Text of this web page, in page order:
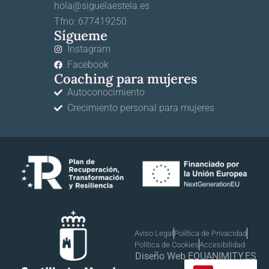
hola@siguelaestela.es
Tfno: 677419250
Sígueme
Instagram
Facebook
Coaching para mujeres
Autoconocimiento
Crecimiento personal para mujeres
Aviso Legal Política de Privacidad
Política de CookiesAccesibilidad
Diseño Web EQUANIMITY.ES